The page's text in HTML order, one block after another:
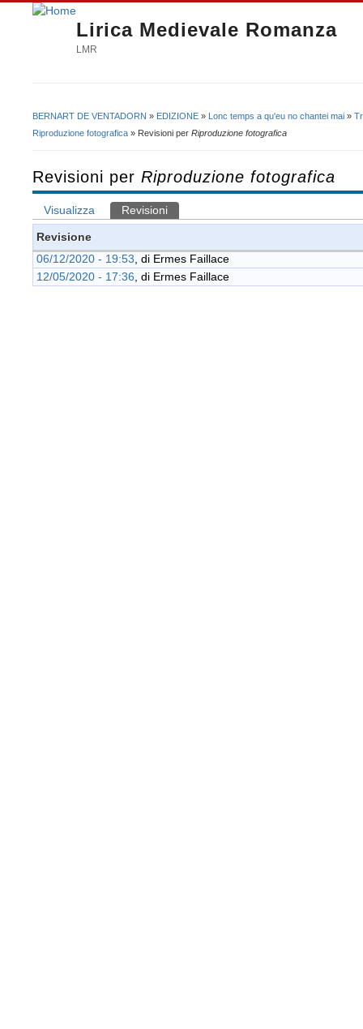
Lirica Medievale Romanza
LMR
Tu sei qui
BERNART DE VENTADORN » EDIZIONE » Lonc temps a qu'eu no chantei mai »
Riproduzione fotografica » Revisioni per Riproduzione fotografica
Revisioni per Riproduzione fotografica
Schede primarie
Visualizza Revisioni
Revisione
06/12/2020 - 19:53 , di Ermes Faillace
12/05/2020 - 17:36 , di Ermes Faillace